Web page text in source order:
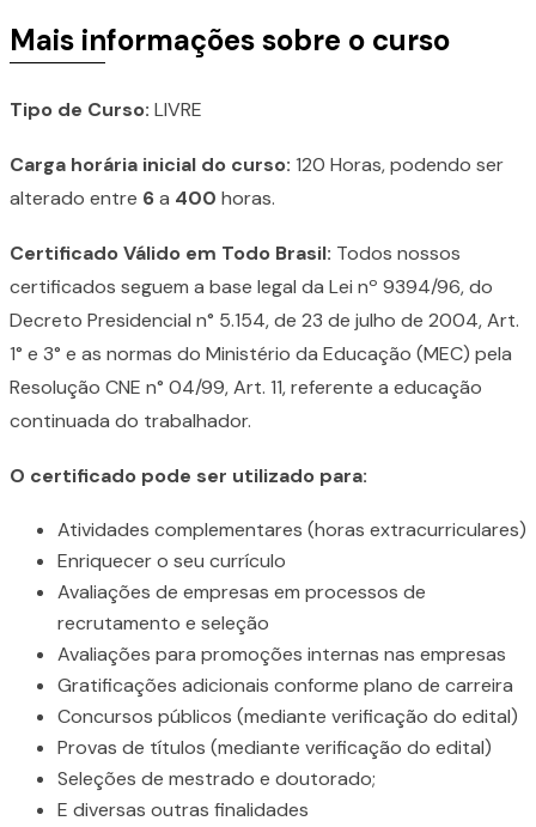
Mais informações sobre o curso
Tipo de Curso: LIVRE
Carga horária inicial do curso: 120 Horas, podendo ser
alterado entre 6a 400 horas.
Certificado Válido em Todo Brasil: Todos nossos
certificados seguem a base legal da Lei nº 9394/96, do
Decreto Presidencial n° 5.154, de 23 de julho de 2004, Art.
1° e 3° e as normas do Ministério da Educação (MEC) pela
Resolução CNE n° 04/99, Art. 11, referente a educação
continuada do trabalhador.
O certificado pode ser utilizado para:
Atividades complementares (horas extracurriculares)
Enriquecer o seu currículo
Avaliações de empresas em processos de
recrutamento e seleção
Avaliações para promoções internas nas empresas
Gratificações adicionais conforme plano de carreira
Concursos públicos (mediante verificação do edital)
Provas de títulos (mediante verificação do edital)
Seleções de mestrado e doutorado;
E diversas outras finalidades